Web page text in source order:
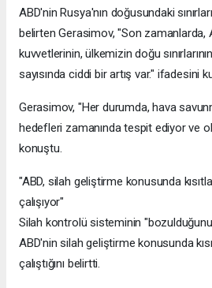
ABD'nin Rusya'nın doğusundaki
belirten Gerasimov, "Son zamanlarda,
kuvvetlerinin, ülkemizin doğu
sayısında ciddi bir artış var." ifadesini
Gerasimov, "Her durumda, hava
hedefleri zamanında tespit ediyor ve
konuştu.
"ABD, silah geliştirme konusunda
çalışıyor"
Silah kontrolü sisteminin
ABD'nin silah geliştirme konusunda
çalıştığını belirtti.